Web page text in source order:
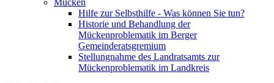
Mücken
Hilfe zur Selbsthilfe - Was können Sie tun?
Historie und Behandlung der
Mückenproblematik im Berger
Gemeinderatsgremium
Stellungnahme des Landratsamts zur
Mückenproblematik im Landkreis